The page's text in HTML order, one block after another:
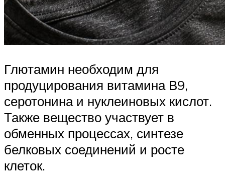
Глютамин необходим для
продуцирования витамина В9,
серотонина и нуклеиновых кислот.
Также вещество участвует в
обменных процессах, синтезе
белковых соединений и росте
клеток.